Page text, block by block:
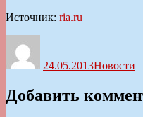
Источник: ria.ru
24.05.2013Новости
Добавить